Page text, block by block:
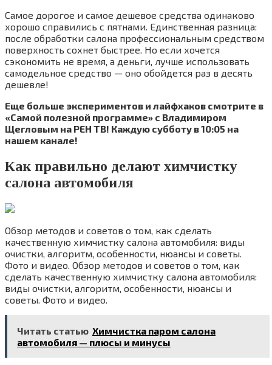
Самое дорогое и самое дешевое средства одинаково
хорошо справились с пятнами. Единственная разница:
после обработки салона профессиональным средством
поверхность сохнет быстрее. Но если хочется
сэкономить не время, а деньги, лучше использовать
самодельное средство — оно обойдется раз в десять
дешевле!
Еще больше экспериментов и лайфхаков смотрите в
«Самой полезной программе» с Владимиром
Щегловым на РЕН ТВ! Каждую субботу в 10:05 на
нашем канале!
Как правильно делают химчистку
салона автомобиля
Обзор методов и советов о том, как сделать
качественную химчистку салона автомобиля: виды
очистки, алгоритм, особенности, нюансы и советы.
Фото и видео. Обзор методов и советов о том, как
сделать качественную химчистку салона автомобиля:
виды очистки, алгоритм, особенности, нюансы и
советы. Фото и видео.
Читать статью Химчистка паром салона
автомобиля — плюсы и минусы